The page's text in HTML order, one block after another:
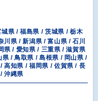
県 / 福島県 / 茨城県 / 栃木
川県 / 新潟県 / 富山県 / 石川
県 / 愛知県 / 三重県 / 滋賀県
/ 鳥取県 / 島根県 / 岡山県 /
高知県 / 福岡県 / 佐賀県 / 長
沖縄県